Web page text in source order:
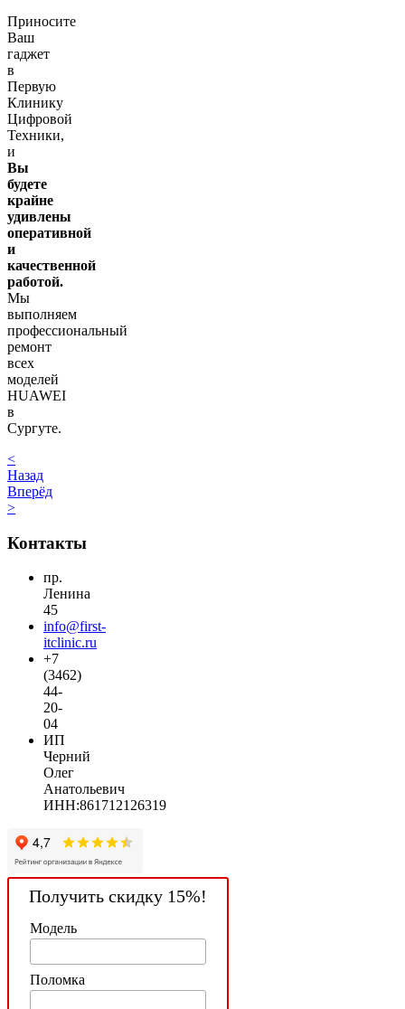
Приносите
Ваш
гаджет
в
Первую
Клинику
Цифровой
Техники,
и
Вы
будете
крайне
удивлены
оперативной
и
качественной
работой.
Мы
выполняем
профессиональный
ремонт
всех
моделей
HUAWEI
в
Сургуте.
<
Назад
Вперёд
>
Контакты
пр.
Ленина
45
info@first-
itclinic.ru
+7
(3462)
44-
20-
04
ИП
Черний
Олег
Анатольевич
ИНН:861712126319
Получить скидку 15%!
Модель
Поломка